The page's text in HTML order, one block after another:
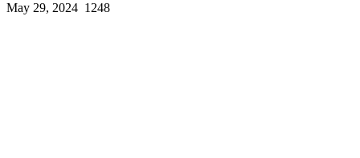
May 29, 2024 1248